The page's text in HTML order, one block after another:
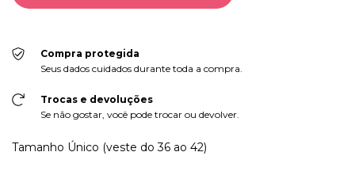
Compra protegida
Seus dados cuidados durante toda a compra.
Trocas e devoluções
Se não gostar, você pode trocar ou devolver.
Tamanho Único (veste do 36 ao 42)